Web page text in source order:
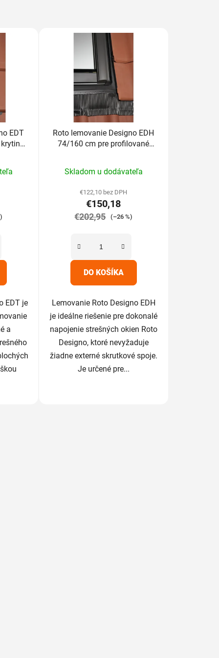
EDT
EDT je
a
Roto lemovanie Designo EDH
74/160 cm pre profilované
hodnotenie
produktu
je
5,0
Skladom u dodávateľa
€122,10 bez DPH
€150,18
€202,95 (–26 %)
DO KOŠÍKA
Lemovanie Roto Designo EDH
je ideálne riešenie pre dokonalé
napojenie strešných okien Roto
Designo, ktoré nevyžaduje
žiadne externé skrutkové spoje.
Je určené pre...